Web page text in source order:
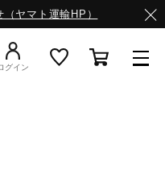
ヤマト運輸HP）
グイン